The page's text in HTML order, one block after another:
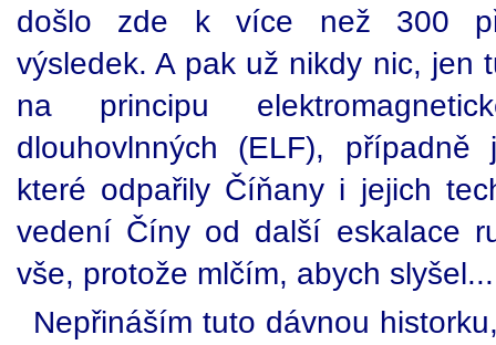
došlo zde k více než 300
výsledek. A pak už nikdy nic, jen
na principu
dlouhovlnných (ELF), případně
které odpařily Číňany i jejich
vedení Číny od další eskalace
vše, protože mlčím, abych
Nepřináším tuto dávnou